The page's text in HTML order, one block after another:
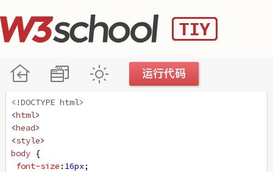
<!DOCTYPE html>
<html>
<head>
<style>
body {
font-size : 16px;